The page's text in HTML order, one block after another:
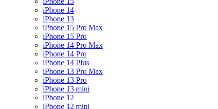
iPhone 14
iPhone 13
iPhone 15 Pro Max
iPhone 15 Pro
iPhone 14 Pro Max
iPhone 14 Pro
iPhone 14 Plus
iPhone 13 Pro Max
iPhone 13 Pro
iPhone 13 mini
iPhone 12
iPhone 12 mini